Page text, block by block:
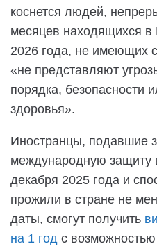
коснется людей,
месяцев находящихся
2026 года, не имеющих
«не представляют
порядка, безопасности
здоровья».
Иностранцы, подавшие
международную защиту
декабря 2025 года и
прожили в стране не
даты, смогут получить
на 1 год с